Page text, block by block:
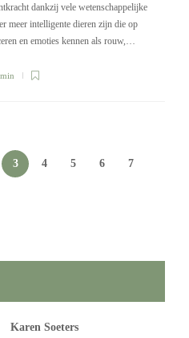
dankzij vele wetenschappelijke
meer intelligente dieren zijn die op
en emoties kennen als rouw,…
3 4 5 6 7
Karen Soeters